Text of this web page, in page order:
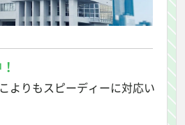
よりもスピーディーに対応い